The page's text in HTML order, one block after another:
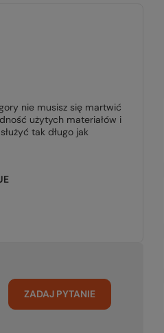
nie musisz się martwić
użytych materiałów i
tak długo jak
ZADAJ PYTANIE